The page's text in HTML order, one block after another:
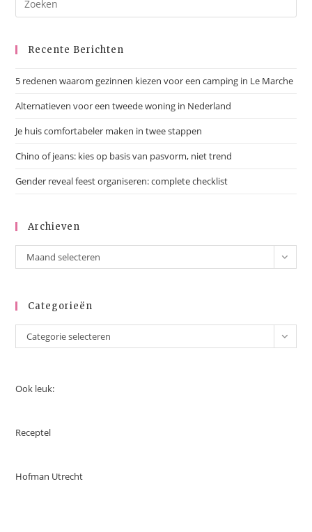
Recente Berichten
5 redenen waarom gezinnen kiezen voor een camping in Le Marche
Alternatieven voor een tweede woning in Nederland
Je huis comfortabeler maken in twee stappen
Chino of jeans: kies op basis van pasvorm, niet trend
Gender reveal feest organiseren: complete checklist
Archieven
Maand selecteren
Categorieën
Categorie selecteren
Ook leuk:
Receptel
Hofman Utrecht